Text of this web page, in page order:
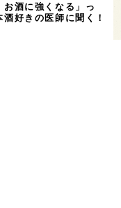
お酒に強くなる」っ
好きの医師に聞く！